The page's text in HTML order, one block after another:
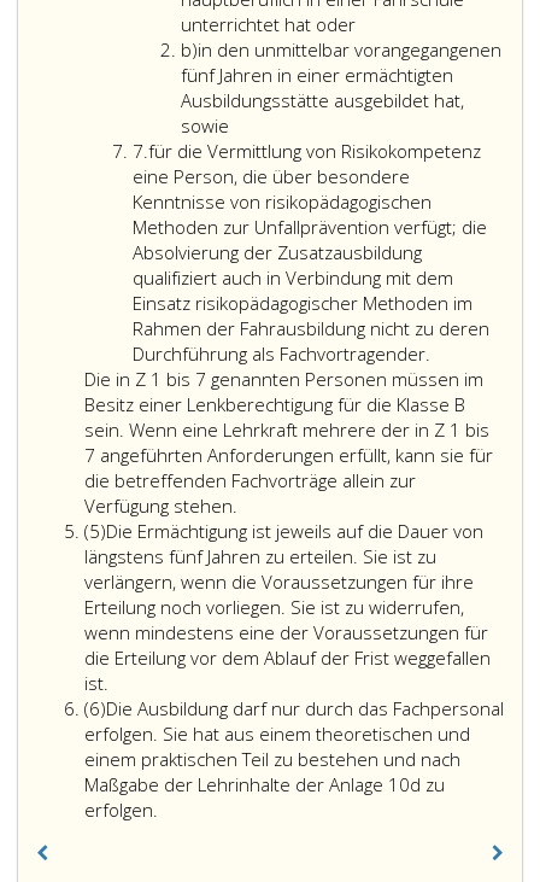
unterrichtet hat oderdie
während
der
Einbringung
Antrages
gemäß
Absatz
2,
unmittelbar
vorangehenden
fünf
Jahre
hauptberuflich
in
einer
Fahrschule
unterrichtet
hat
b)Litera
b
in den unmittelbar vorangegangenen
fünf Jahren in einer ermächtigten
Ausbildungsstätte ausgebildet hat,
sowie
7.Ziffer
7
für die Vermittlung von Risikokompetenz
eine Person, die über besondere
Kenntnisse von risikopädagogischen
Methoden zur Unfallprävention verfügt; die
Absolvierung der Zusatzausbildung
qualifiziert auch in Verbindung mit dem
Einsatz risikopädagogischer Methoden im
Rahmen der Fahrausbildung nicht zu deren
Durchführung als Fachvortragender.
Die in Z 1 bis 7 genannten Personen müssen im
Besitz einer Lenkberechtigung für die Klasse B
sein. Wenn eine Lehrkraft mehrere der in Z 1 bis
7 angeführten Anforderungen erfüllt, kann sie für
die betreffenden Fachvorträge allein zur
Verfügung stehen.
in
Ziffer
eins
bis
7
genannten
müssen
im
Besitz
einer
(5)Absatz
5
Die Ermächtigung ist jeweils auf die Dauer von
längstens fünf Jahren zu erteilen. Sie ist zu
verlängern, wenn die Voraussetzungen für ihre
Erteilung noch vorliegen. Sie ist zu widerrufen,
wenn mindestens eine der Voraussetzungen für
die Erteilung vor dem Ablauf der Frist weggefallen
ist.
(6)Absatz
6
Die Ausbildung darf nur durch das Fachpersonal
erfolgen. Sie hat aus einem theoretischen und
einem praktischen Teil zu bestehen und nach
Maßgabe der Lehrinhalte der Anlage 10d zu
erfolgen.